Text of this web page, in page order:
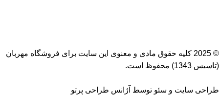
© 2025 کلیه حقوق مادی و معنوی این سایت برای
فروشگاه مهربان
(تاسیس 1343) محفوظ است.
طراحی سایت و سئو توسط آژانس طراحی پرتو